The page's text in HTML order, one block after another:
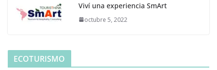
Viví una experiencia SmArt
octubre 5, 2022
ECOTURISMO